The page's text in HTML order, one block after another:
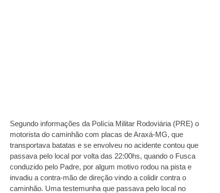
Segundo informações da Polícia Militar Rodoviária (PRE) o
motorista do caminhão com placas de Araxá-MG, que
transportava batatas e se envolveu no acidente contou que
passava pelo local por volta das 22:00hs, quando o Fusca
conduzido pelo Padre, por algum motivo rodou na pista e
invadiu a contra-mão de direção vindo a colidir contra o
caminhão. Uma testemunha que passava pelo local no